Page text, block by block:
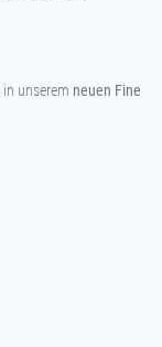
in unserem neuen Fine